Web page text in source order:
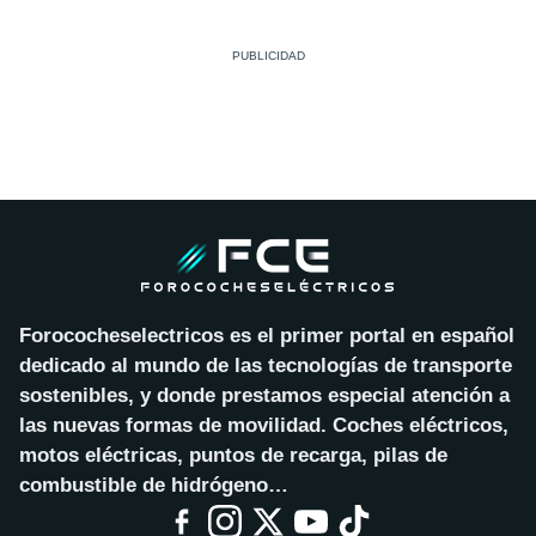
Forococheselectricos es el primer portal en español
dedicado al mundo de las tecnologías de transporte
sostenibles, y donde prestamos especial atención a
las nuevas formas de movilidad. Coches eléctricos,
motos eléctricas, puntos de recarga, pilas de
combustible de hidrógeno…